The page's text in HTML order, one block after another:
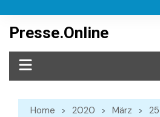
content
Presse.Online
Home 2020 März 25